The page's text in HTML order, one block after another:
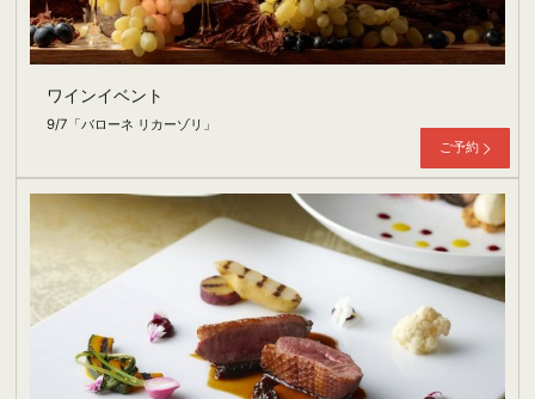
ワインイベント
9/7「バローネ リカーゾリ」
ご予約